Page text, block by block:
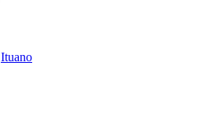
Ituano